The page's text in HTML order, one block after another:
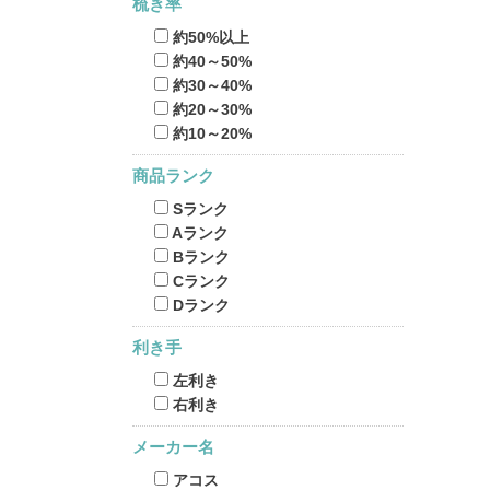
梳き率
約50%以上
約40～50%
約30～40%
約20～30%
約10～20%
商品ランク
Sランク
Aランク
Bランク
Cランク
Dランク
利き手
左利き
右利き
メーカー名
アコス